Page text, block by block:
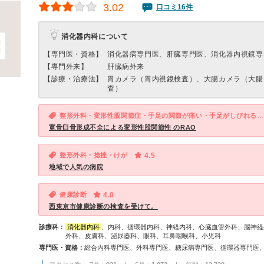
3.02 口コミ16件
消化器内科について
【専門医・資格】
消化器病専門医、肝臓専門医、消化器内視鏡
【専門外来】
肝臓病外来
【診療・治療法】
胃カメラ（胃内視鏡検査）、大腸カメラ（大
査）
寛骨臼骨形成不全による変形性股関節性 のRAO
整形外科・捻挫・けが 4.5
地域で人気の病院
健康診断 4.0
西東京市健康診断の検査を受けて。
診療科： 消化器内科
、内科、循環器内科、神経内科、心臓血管外科、脳神
外科、皮膚科、泌尿器科、眼科、耳鼻咽喉科、小児科
専門医・資格：